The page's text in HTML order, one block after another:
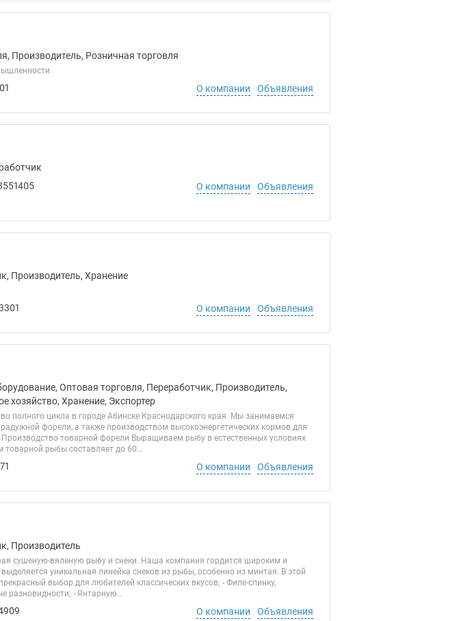
Производитель, Розничная торговля
О компании Объявления
О компании Объявления
Производитель, Хранение
О компании Объявления
Оптовая торговля, Переработчик, Производитель,
хозяйство, Хранение, Экспортер
полного цикла в городе Абинске Краснодарского края. Мы занимаемся
форели, а также производством высокоэнергетических кормов для
товарной форели Выращиваем рыбу в естественных условиях
рыбы составляет до 60...
О компании Объявления
Производитель
сушеную-вяленую рыбу и снеки. Наша компания гордится широким и
уникальная линейка снеков из рыбы, особенно из минтая. В этой
выбор для любителей классических вкусов; - Филе-спинку,
разновидности; - Янтарную...
О компании Объявления